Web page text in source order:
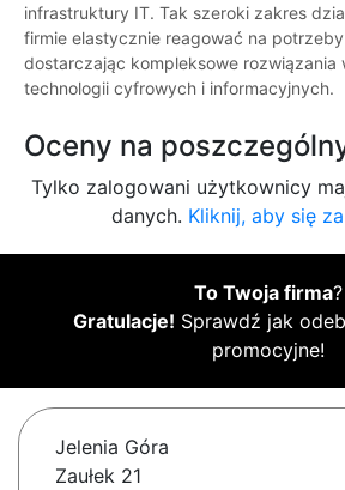
infrastruktury IT. Tak szeroki zakres
firmie elastycznie reagować na
dostarczając kompleksowe rozwiązania
technologii cyfrowych i informacyjnych.
Oceny na
Tylko zalogowani użytkownicy
danych. Kliknij, aby się
To Twoja firma?
Gratulacje! Sprawdź jak
promocyjne!
Jelenia Góra
Zaułek 21